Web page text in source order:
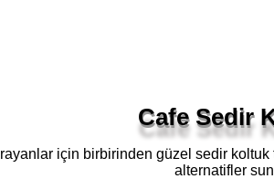
Cafe Sedir
için birbirinden güzel sedir koltuk
alternatifler